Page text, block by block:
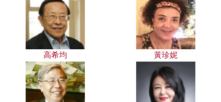
高希均 黃珍妮